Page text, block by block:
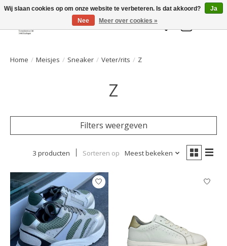
Welkom bij de Gelaarsde KAT
Verlanglijst
Home / Meisjes / Sneaker / Veter/rits / Z
Z
Filters weergeven
3 producten Sorteren op Meest bekeken
Wij slaan cookies op om onze website te verbeteren. Is dat akkoord?
Ja
Nee
Meer over cookies »